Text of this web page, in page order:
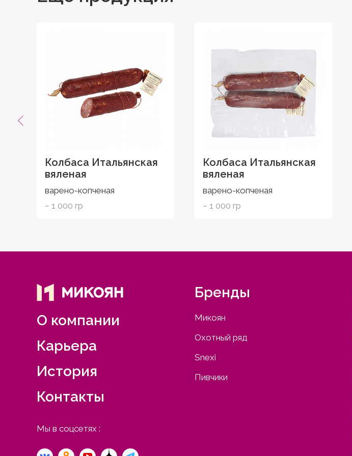
Колбаса Итальянская
вяленая
варено-копченая
~ 1 000 гр
Колбаса Итальянская
вяленая
варено-копченая
~ 1 000 гр
О компании
Карьера
История
Контакты
Мы в соцсетях :
Бренды
Микоян
Охотный ряд
Snexi
Пивчики